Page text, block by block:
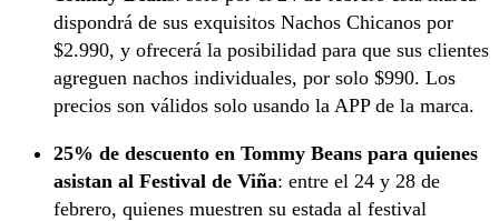
dispondrá de sus exquisitos Nachos Chicanos por
$2.990, y ofrecerá la posibilidad para que sus clientes
agreguen nachos individuales, por solo $990. Los
precios son válidos solo usando la APP de la marca.
25% de descuento en Tommy Beans para quienes
asistan al Festival de Viña: entre el 24 y 28 de
febrero, quienes muestren su estada al festival